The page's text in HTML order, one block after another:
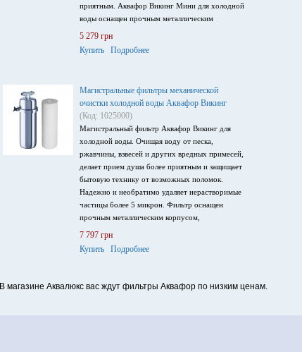
приятным. Аквафор Викинг Мини для холодной
воды оснащен прочным металлическим
корпусом, выдерживающим высокое давление и
механические нагрузки. Он обладает высокой
скоростью фильтрации - 10 л/мин. Благодаря
труднодоступных местах. Небольшой размер
Викинг Мини позволяет использовать его в
условиях небольшой квартиры.
5 279 грн
Купить
Подробнее
Магистральные фильтры механической
очистки холодной воды Аквафор Викинг
(Код: 1025000)
Магистральный фильтр Аквафор Викинг для
холодной воды. Очищая воду от песка,
ржавчины, взвесей и других вредных примесей,
делает прием душа более приятным и защищает
бытовую технику от возможных поломок.
Надежно и необратимо удаляет нерастворимые
частицы более 5 микрон. Фильтр оснащен
прочным металлическим корпусом,
выдерживающим высокое давление и
механические нагрузки. Укомплектован
сменным модулем В520-ПХ5 с максимальным
обслуживать даже в труднодоступных местах.
7 797 грн
Купить
Подробнее
В магазине Аквалюкс вас ждут фильтры Аквафор по низким ценам.